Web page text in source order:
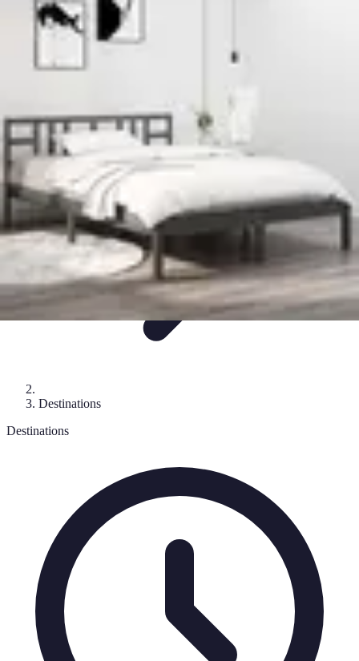
Voyage Inoubliable
AventurePlanificationDestinations
Voyage Inoubliable
Destinations
Destinations